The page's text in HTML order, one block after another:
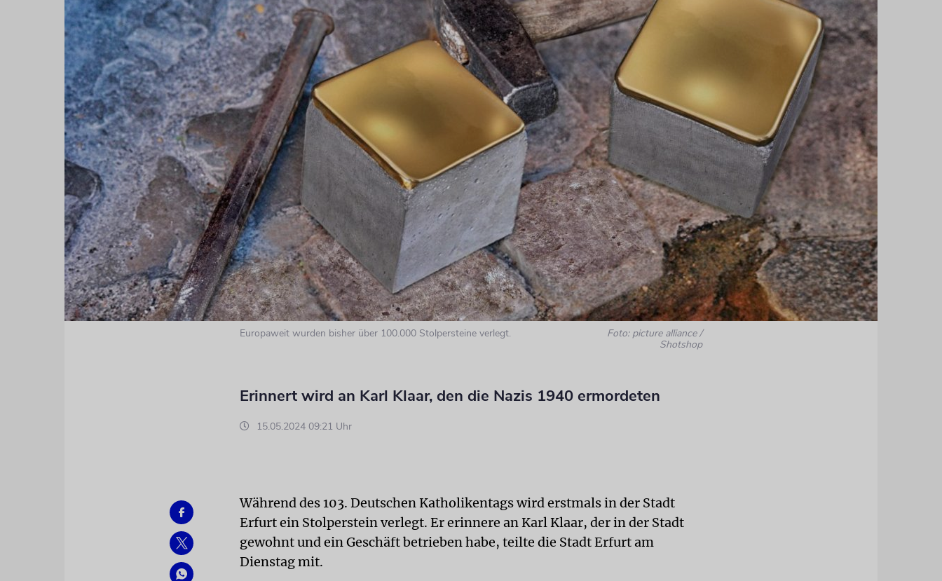
Europaweit wurden bisher über 100.000 Stolpersteine verlegt.
Foto: picture alliance /
Shotshop
Erinnert wird an Karl Klaar, den die Nazis 1940 ermordeten
15.05.2024 09:21 Uhr
Während des 103. Deutschen Katholikentags wird erstmals in der Stadt
Erfurt ein Stolperstein verlegt. Er erinnere an Karl Klaar, der in der Stadt
gewohnt und ein Geschäft betrieben habe, teilte die Stadt Erfurt am
Dienstag mit.